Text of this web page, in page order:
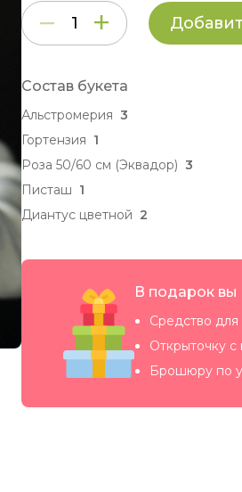
Состав букета
Альстромерия 3
Гортензия 1
Роза 50/60 см (Эквадор) 3
Писташ 1
Диантус цветной 2
В подарок вы
Средство
Открыточку
Брошюру по